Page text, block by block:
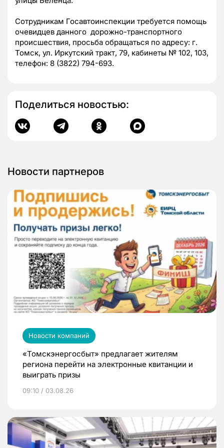
Сотрудникам Госавтоинспекции требуется помощь
очевидцев данного дорожно-транспортного
происшествия, просьба обращаться по адресу: г.
Томск, ул. Иркутский тракт, 79, кабинеты № 102, 103,
телефон: 8 (3822) 794-693.
Поделиться новостью:
Новости партнеров
Новости компаний
«Томскэнергосбыт» предлагает жителям
региона перейти на электронные квитанции и
выиграть призы
09:10 / 03.08.26